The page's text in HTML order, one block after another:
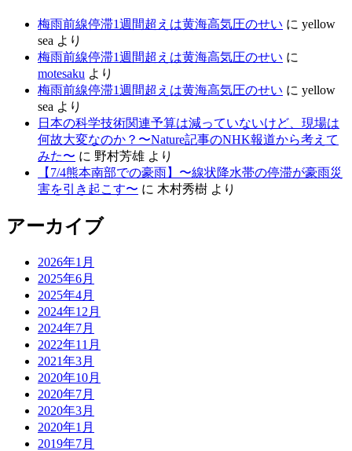
梅雨前線停滞1週間超えは黄海高気圧のせい に yellow
sea より
梅雨前線停滞1週間超えは黄海高気圧のせい に
motesaku より
梅雨前線停滞1週間超えは黄海高気圧のせい に yellow
sea より
日本の科学技術関連予算は減っていないけど、現場は
何故大変なのか？〜Nature記事のNHK報道から考えて
みた〜 に 野村芳雄 より
【7/4熊本南部での豪雨】〜線状降水帯の停滞が豪雨災
害を引き起こす〜 に 木村秀樹 より
アーカイブ
2026年1月
2025年6月
2025年4月
2024年12月
2024年7月
2022年11月
2021年3月
2020年10月
2020年7月
2020年3月
2020年1月
2019年7月